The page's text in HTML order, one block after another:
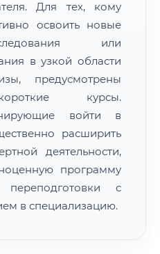
Для тех, кому
освоить новые
или
в узкой области
предусмотрены
курсы.
войти в
расширить
деятельности,
программу
переподготовки с
в специализацию.